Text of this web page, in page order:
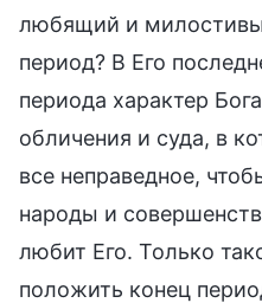
любящий и
период? В Его
периода характер
обличения и суда, в
все неправедное,
народы и
любит Его. Только
положить конец